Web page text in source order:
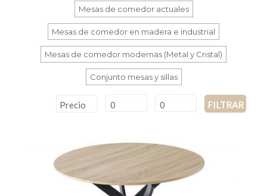
Mesas de comedor actuales
Mesas de comedor en madera e industrial
Mesas de comedor modernas (Metal y Cristal)
Conjunto mesas y sillas
Precio FILTRAR